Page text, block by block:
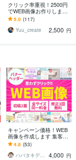
クリック率重視！2500円
でWEB画像お作りします
WEB画像全般作成致しま
す！なんでもお気軽にご
相談ください♪
5.0 (117)
Yuu_create
2,500 円
キャンペーン価格！WEB
画像を作成します 集客・
効果のでるバナー・ヘッ
ダー
4.8 (53)
ハバタキデザイン
4,000 円